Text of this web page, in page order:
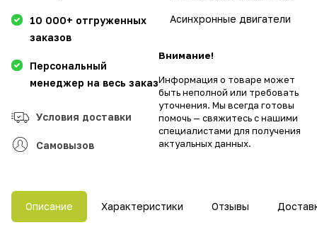
10 000+ отгруженных
заказов
Персональный
менеджер на весь заказ
Условия доставки
Самовызов
Асинхронные двигатели
Внимание!
Информация о товаре может
быть неполной или требовать
уточнения. Мы всегда готовы
помочь — свяжитесь с нашими
специалистами для получения
актуальных данных.
Описание Характеристики Отзывы